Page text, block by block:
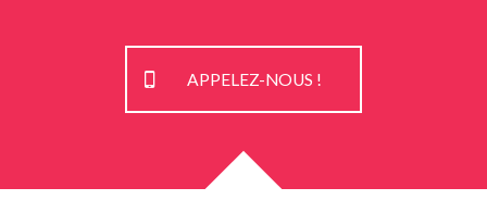
APPELEZ-NOUS !